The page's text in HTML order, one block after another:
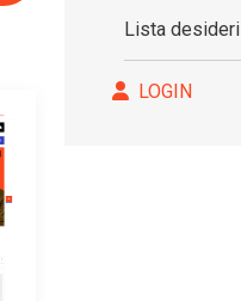
Lista desideri
LOGIN